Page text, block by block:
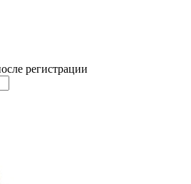
регистрации